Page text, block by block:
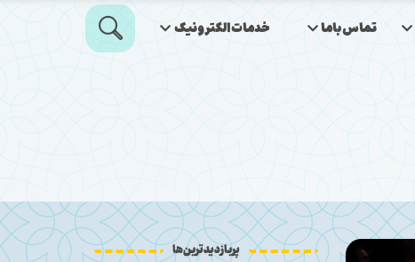
تماس‌باما خدمات‌الکترونیک
پربازدیدترین‌ها